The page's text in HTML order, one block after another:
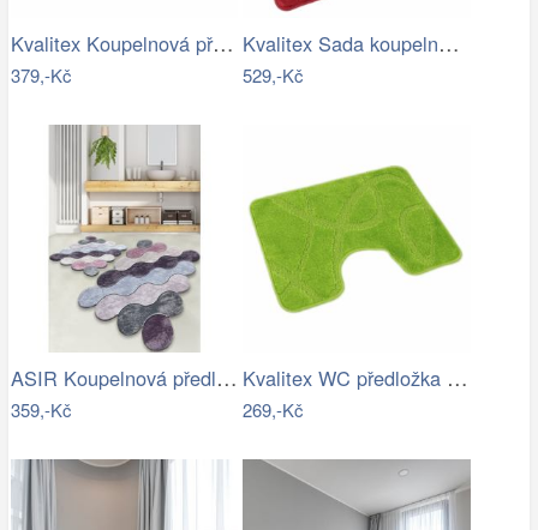
Kvalitex Koupelnová předložka Ornament…
379,-Kč
Kvalitex Sada koupelnových předložek…
529,-Kč
ASIR Koupelnová předložka CIRCLE…
359,-Kč
Kvalitex WC předložka Elipsy zelená, 60…
269,-Kč